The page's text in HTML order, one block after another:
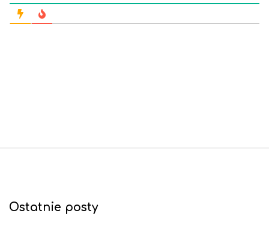
Ostatnie posty